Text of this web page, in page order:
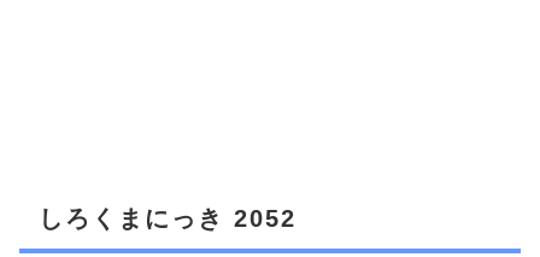
しろくまにっき 2052